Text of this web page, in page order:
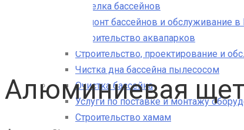
Отделка бассейнов
Ремонт бассейнов и обслуживание
Строительство аквапарков
Строительство, проектирование и
Чистка дна бассейна пылесосом
Очистка бассейна
Услуги по поставке и монтажу
Строительство хамам
Алюминиевая